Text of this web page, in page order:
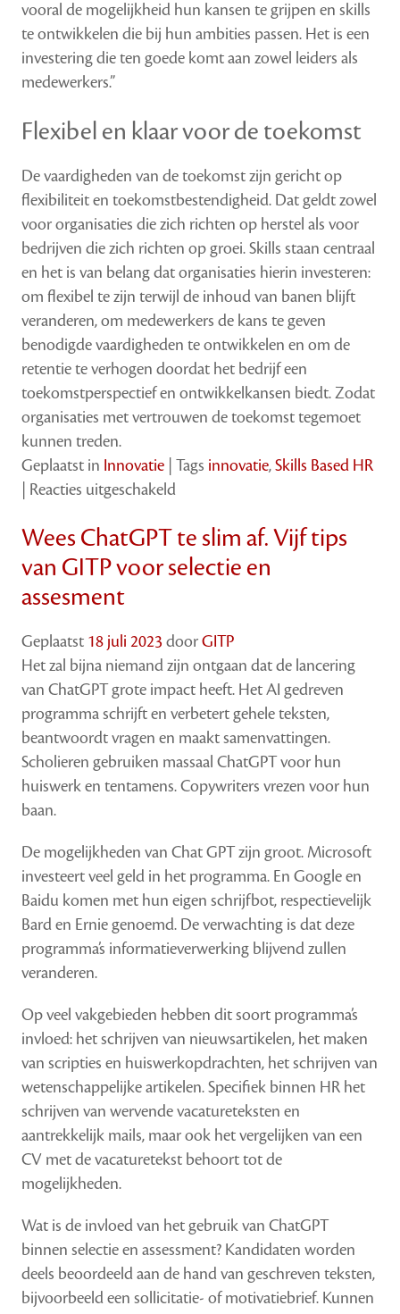
vooral de mogelijkheid hun kansen te grijpen en skills
te ontwikkelen die bij hun ambities passen. Het is een
investering die ten goede komt aan zowel leiders als
medewerkers.”
Flexibel en klaar voor de toekomst
De vaardigheden van de toekomst zijn gericht op
flexibiliteit en toekomstbestendigheid. Dat geldt zowel
voor organisaties die zich richten op herstel als voor
bedrijven die zich richten op groei. Skills staan centraal
en het is van belang dat organisaties hierin investeren:
om flexibel te zijn terwijl de inhoud van banen blijft
veranderen, om medewerkers de kans te geven
benodigde vaardigheden te ontwikkelen en om de
retentie te verhogen doordat het bedrijf een
toekomstperspectief en ontwikkelkansen biedt. Zodat
organisaties met vertrouwen de toekomst tegemoet
kunnen treden.
Geplaatst in Innovatie Tags innovatie,Skills Based HR
Reacties uitgeschakeld
oude
normaal
terug,
richt
je
op
toekomst
en
centraal
Wees ChatGPT te slim af. Vijf tips
van GITP voor selectie en
assesment
Geplaatst 18 juli 2023 doorGITP
Het zal bijna niemand zijn ontgaan dat de lancering
van ChatGPT grote impact heeft. Het AI gedreven
programma schrijft en verbetert gehele teksten,
beantwoordt vragen en maakt samenvattingen.
Scholieren gebruiken massaal ChatGPT voor hun
huiswerk en tentamens. Copywriters vrezen voor hun
baan.
De mogelijkheden van Chat GPT zijn groot. Microsoft
investeert veel geld in het programma. En Google en
Baidu komen met hun eigen schrijfbot, respectievelijk
Bard en Ernie genoemd. De verwachting is dat deze
programma’s informatieverwerking blijvend zullen
veranderen.
Op veel vakgebieden hebben dit soort programma’s
invloed: het schrijven van nieuwsartikelen, het maken
van scripties en huiswerkopdrachten, het schrijven van
wetenschappelijke artikelen. Specifiek binnen HR het
schrijven van wervende vacatureteksten en
aantrekkelijk mails, maar ook het vergelijken van een
CV met de vacaturetekst behoort tot de
mogelijkheden.
Wat is de invloed van het gebruik van ChatGPT
binnen selectie en assessment? Kandidaten worden
deels beoordeeld aan de hand van geschreven teksten,
bijvoorbeeld een sollicitatie- of motivatiebrief. Kunnen